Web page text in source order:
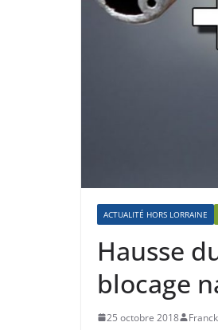
ACTUALITÉ HORS LORRAINE
Hausse
blocage
25 octobre 2018